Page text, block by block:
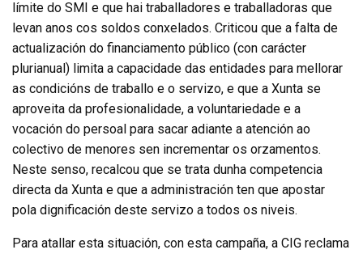
límite do SMI e que hai traballadores e traballadoras que
levan anos cos soldos conxelados. Criticou que a falta de
actualización do financiamento público (con carácter
plurianual) limita a capacidade das entidades para mellorar
as condicións de traballo e o servizo, e que a Xunta se
aproveita da profesionalidade, a voluntariedade e a
vocación do persoal para sacar adiante a atención ao
colectivo de menores sen incrementar os orzamentos.
Neste senso, recalcou que se trata dunha competencia
directa da Xunta e que a administración ten que apostar
pola dignificación deste servizo a todos os niveis.
Para atallar esta situación, con esta campaña, a CIG reclama